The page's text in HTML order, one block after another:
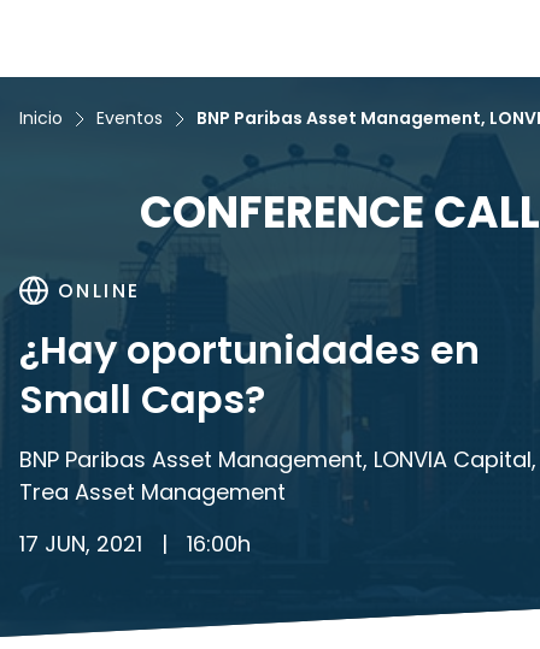
Inicio Eventos BNP Paribas Asset Management,
CONFERENCE CALL
ONLINE
¿Hay oportunidades en
Small Caps?
BNP Paribas Asset Management, LONVIA Capital,
Trea Asset Management
17 JUN, 2021
| 16:00h